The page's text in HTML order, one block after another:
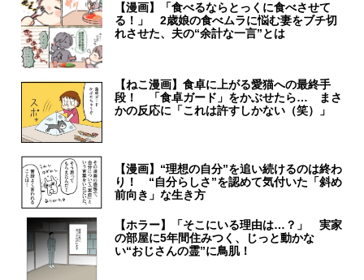
【漫画】「食べるならとっくに食べさせて
る！」 2歳娘の食べムラに悩む妻をブチ切
れさせた、夫の“余計な一言”とは
【ねこ漫画】食卓に上がる愛猫への最終手
段！ 「食卓ガード」をかぶせたら… まさ
かの反応に「これは許すしかない（笑）」
【漫画】“理想の自分”を追い続けるのは終わ
り！ “自分らしさ”を認めて気付いた「斜め
前向き」な生き方
【ホラー】「そこにいる理由は…？」 実家
の部屋に5年間住みつく、じっと動かな
い“おじさんの霊”に鳥肌！